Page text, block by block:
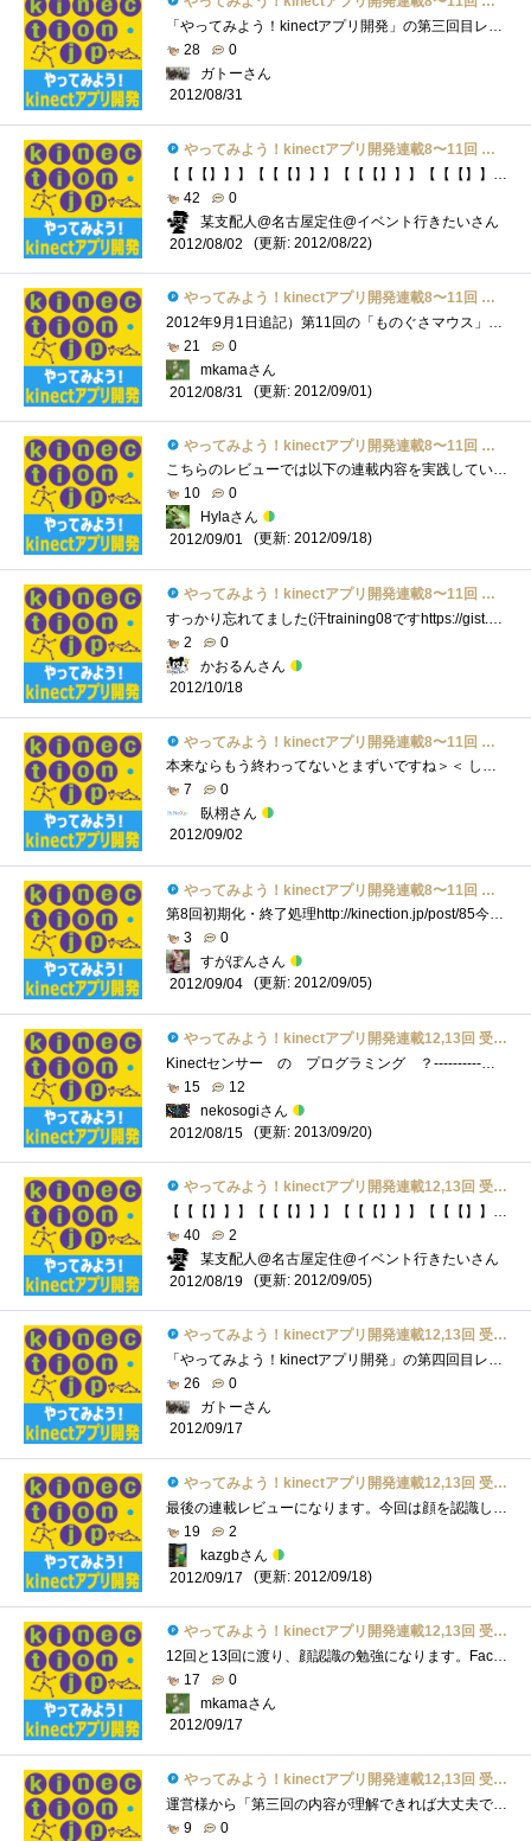
「やってみよう！kinectアプリ開発」の第三回目レビューを記載させていただきたいと思います。今回の課題は下記のようになっておりました。や�...
28
0
ガトーさん
2012/08/31
やってみよう！kinectアプリ開発連載8〜11回 受講票
【【【】】】【【【】】】【【【】】】【【【】】】【【【】】】*----------*--------*-------*------*-----*----*---*--*-*【【【[[link:やってみよう！Kinectアプ�...
42
0
某支配人@名古屋定住@イベント行きたいさん
2012/08/02
(更新: 2012/08/22)
やってみよう！kinectアプリ開発連載8〜11回 受講票
2012年9月1日追記）第11回の「ものぐさマウス」に「第3回カメラの利用」のカメラ画像とエレベータのスライダーの機能を追加しました。●ここで�...
21
0
mkamaさん
2012/08/31
(更新: 2012/09/01)
やってみよう！kinectアプリ開発連載8〜11回 受講票
こちらのレビューでは以下の連載内容を実践していきます。やってみよう！Kinectアプリ開発-第8回初期化・終了処理http://kinection.jp/post/85やってみよ...
10
0
Hylaさん
2012/09/01
(更新: 2012/09/18)
やってみよう！kinectアプリ開発連載8〜11回 受講票
すっかり忘れてました(汗training08ですhttps://gist.github.com/3910361イベントハンドラの削除は、よくわかんないと書いてありますが、たしかリソースリ�...
2
0
かおるんさん
2012/10/18
やってみよう！kinectアプリ開発連載8〜11回 受講票
本来ならもう終わってないとまずいですね＞＜ しかし最近忙しい上に内容がどんどんレベルが上がっていっていて合間合間で出来るレベルじゃな...
7
0
臥栩さん
2012/09/02
やってみよう！kinectアプリ開発連載8〜11回 受講票
第8回初期化・終了処理http://kinection.jp/post/85今まで自前でやってきた事がライブラリ化された、kinecttoolkitの使用方法の解説でした。こういうのを積...
3
0
すがぽんさん
2012/09/04
(更新: 2012/09/05)
やってみよう！kinectアプリ開発連載12,13回 受講票
Kinectセンサー の プログラミング ？----------▼---2012/11/514:09add-----▼----------------=======▽=====KinectSensorLinkList=======▽==========・kinectセンサー首振ロ�...
15
12
nekosogiさん
2012/08/15
(更新: 2013/09/20)
やってみよう！kinectアプリ開発連載12,13回 受講票
【【【】】】【【【】】】【【【】】】【【【】】】【【【】】】*----------*--------*-------*------*-----*----*---*--*-*【【【[[link:やってみよう！Kinectアプ�...
40
2
某支配人@名古屋定住@イベント行きたいさん
2012/08/19
(更新: 2012/09/05)
やってみよう！kinectアプリ開発連載12,13回 受講票
「やってみよう！kinectアプリ開発」の第四回目レビュー（最終回）を記載させていただきたいと思います。今回の課題は下記のようになっており�...
26
0
ガトーさん
2012/09/17
やってみよう！kinectアプリ開発連載12,13回 受講票
最後の連載レビューになります。今回は顔を認識しようということになります。今まで顔の位置までは認識していましたが、それをパーツごとに�...
19
2
kazgbさん
2012/09/17
(更新: 2012/09/18)
やってみよう！kinectアプリ開発連載12,13回 受講票
12回と13回に渡り、顔認識の勉強になります。FaceTrackingSDKは、Kinectセンサーを用いて高度な顔認識が行えます。以下のようなことができます。・画�...
17
0
mkamaさん
2012/09/17
やってみよう！kinectアプリ開発連載12,13回 受講票
運営様から「第三回の内容が理解できれば大丈夫です。」といわれたので参加を決めたこのプレミアムレビューですが、どう考えても自分の力が�...
9
0